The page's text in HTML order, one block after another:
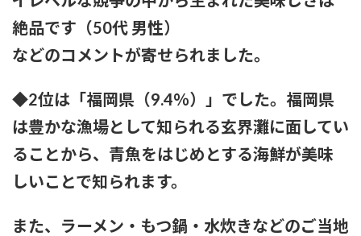
絶品です（50代 男性）
などのコメントが寄せられました。
◆2位は「福岡県（9.4％）」でした。福岡県
は豊かな漁場として知られる玄界灘に面してい
ることから、青魚をはじめとする海鮮が美味
しいことで知られます。
また、ラーメン・もつ鍋・水炊きなどのご当地